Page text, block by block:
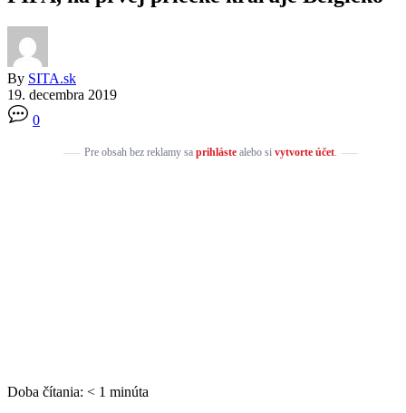
By SITA.sk
19. decembra 2019
0
Pre obsah bez reklamy sa prihlástealebo si vytvorte účet.
Doba čítania: < 1 minúta